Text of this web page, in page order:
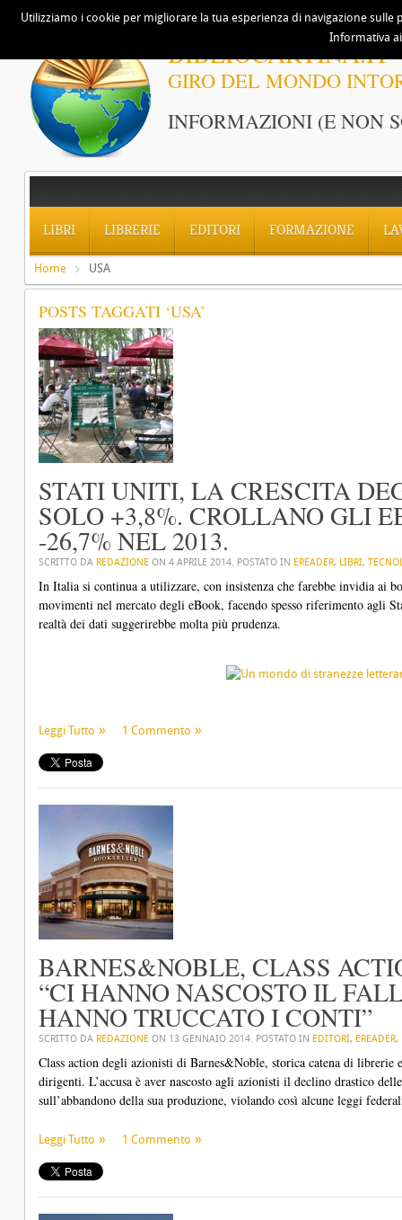
BIBLIOCARTINA.IT
GIRO DEL MONDO
INFORMAZIONI (E NON
LIBRI LIBRERIE EDITORI FORMAZIONE
Home USA
POSTS TAGGATI ‘USA’
STATI UNITI, LA CRESCITA
SOLO +3,8%. CROLLANO GLI
-26,7% NEL 2013.
SCRITTO DA REDAZIONE ON 4 APRILE 2014. POSTATO IN EREADER, LIBRI,
In Italia si continua a utilizzare, con insistenza che farebbe invidia ai
movimenti nel mercato degli eBook, facendo spesso riferimento agli
realtà dei dati suggerirebbe molta più prudenza.
Leggi Tutto 1 Commento
BARNES&NOBLE, CLASS
“CI HANNO NASCOSTO IL
HANNO TRUCCATO I CONTI”
SCRITTO DA REDAZIONE ON 13 GENNAIO 2014. POSTATO IN EDITORI, EREADER,
Class action degli azionisti di Barnes&Noble, storica catena di
dirigenti. L’accusa è aver nascosto agli azionisti il declino drastico
sull’abbandono della sua produzione, violando così alcune leggi
Leggi Tutto 1 Commento
Utilizziamo i cookie per migliorare la tua esperienza di navigazione
Informativa ai